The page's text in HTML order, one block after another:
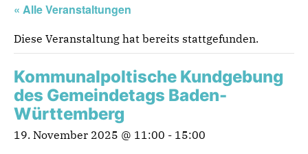
« Alle Veranstaltungen
Diese Veranstaltung hat bereits stattgefunden.
Kommunalpoltische Kundgebung
des Gemeindetags Baden-
Württemberg
19. November 2025 @ 11:00 - 15:00